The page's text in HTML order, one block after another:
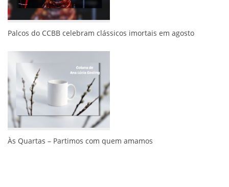
Palcos do CCBB celebram clássicos imortais em agosto
Às Quartas – Partimos com quem amamos